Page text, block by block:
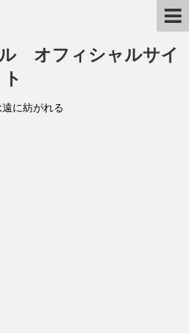
オフィシャルサイ
ト
に紡がれる